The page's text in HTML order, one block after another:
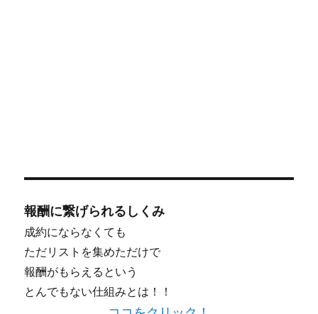
報酬に繋げられるしくみ
成約にならなくても
ただリストを集めただけで
報酬がもらえるという
とんでもない仕組みとは！！